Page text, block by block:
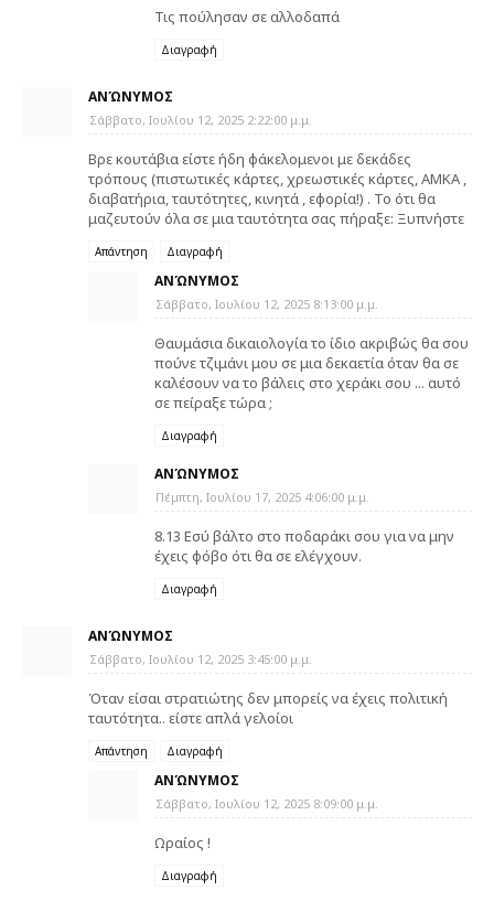
Τις πούλησαν σε αλλοδαπά
Διαγραφή
ΑΝΏΝΥΜΟΣ
Σάββατο, Ιουλίου 12, 2025 2:22:00 μ.μ.
Βρε κουτάβια είστε ήδη φάκελομενοι με δεκάδες
τρόπους (πιστωτικές κάρτες, χρεωστικές κάρτες, ΑΜΚΑ ,
διαβατήρια, ταυτότητες, κινητά , εφορία!) . Το ότι θα
μαζευτούν όλα σε μια ταυτότητα σας πήραξε: Ξυπνήστε
Απάντηση Διαγραφή
ΑΝΏΝΥΜΟΣ
Σάββατο, Ιουλίου 12, 2025 8:13:00 μ.μ.
Θαυμάσια δικαιολογία το ίδιο ακριβώς θα σου
πούνε τζιμάνι μου σε μια δεκαετία όταν θα σε
καλέσουν να το βάλεις στο χεράκι σου ... αυτό
σε πείραξε τώρα ;
Διαγραφή
ΑΝΏΝΥΜΟΣ
Πέμπτη, Ιουλίου 17, 2025 4:06:00 μ.μ.
8.13 Εσύ βάλτο στο ποδαράκι σου για να μην
έχεις φόβο ότι θα σε ελέγχουν.
Διαγραφή
ΑΝΏΝΥΜΟΣ
Σάββατο, Ιουλίου 12, 2025 3:45:00 μ.μ.
Όταν είσαι στρατιώτης δεν μπορείς να έχεις πολιτική
ταυτότητα.. είστε απλά γελοίοι
Απάντηση Διαγραφή
ΑΝΏΝΥΜΟΣ
Σάββατο, Ιουλίου 12, 2025 8:09:00 μ.μ.
Ωραίος !
Διαγραφή